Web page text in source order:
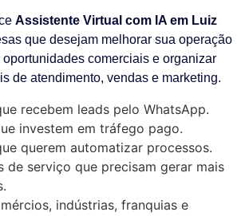
Assistente Virtual com IA em Luiz
que desejam melhorar sua operação
comerciais e organizar
de atendimento, vendas e marketing.
recebem leads pelo WhatsApp.
investem em tráfego pago.
querem automatizar processos.
de serviço que precisam gerar mais
indústrias, franquias e